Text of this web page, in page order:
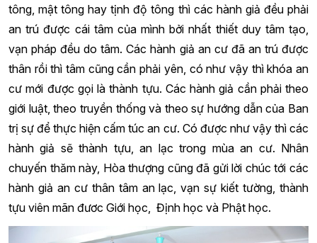
tông, mật tông hay tịnh độ tông thì các hành giả đều phải
an trú được cái tâm của mình bởi nhất thiết duy tâm tạo,
vạn pháp đều do tâm. Các hành giả an cư đã an trú được
thân rồi thì tâm cũng cần phải yên, có như vậy thì khóa an
cư mới được gọi là thành tựu. Các hành giả cần phải theo
giới luật, theo truyền thống và theo sự hướng dẫn của Ban
trị sự để thực hiện cấm túc an cư. Có được như vậy thì các
hành giả sẽ thành tựu, an lạc trong mùa an cư. Nhân
chuyến thăm này, Hòa thượng cũng đã gửi lời chúc tới các
hành giả an cư thân tâm an lạc, vạn sự kiết tường, thành
tựu viên mãn đươc Giới học, Định học và Phật học.